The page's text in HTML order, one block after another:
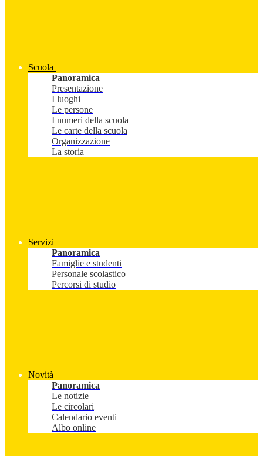
Scuola
Panoramica
Presentazione
I luoghi
Le persone
I numeri della scuola
Le carte della scuola
Organizzazione
La storia
Servizi
Panoramica
Famiglie e studenti
Personale scolastico
Percorsi di studio
Novità
Panoramica
Le notizie
Le circolari
Calendario eventi
Albo online